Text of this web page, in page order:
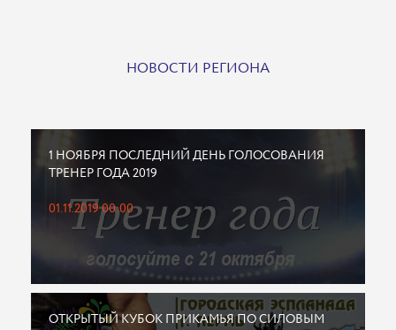
НОВОСТИ РЕГИОНА
1 НОЯБРЯ ПОСЛЕДНИЙ ДЕНЬ ГОЛОСОВАНИЯ
ТРЕНЕР ГОДА 2019
01.11.2019 00:00
ОТКРЫТЫЙ КУБОК ПРИКАМЬЯ ПО СИЛОВЫМ